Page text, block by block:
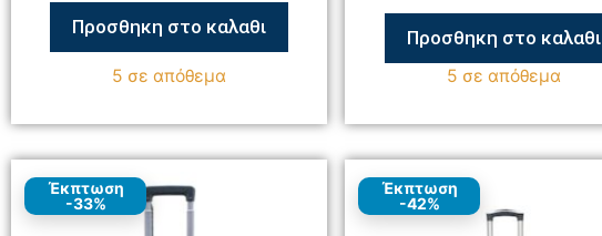
Προσθηκη στο καλαθι
5 σε απόθεμα
Προσθηκη στο καλαθι
5 σε απόθεμα
Έκπτωση
-33%
Έκπτωση
-42%